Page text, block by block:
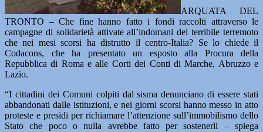
ARQUATA DEL
TRONTO – Che fine hanno fatto i fondi raccolti attraverso le
campagne di solidarietà attivate all’indomani del terribile terremoto
che nei mesi scorsi ha distrutto il centro-Italia? Se lo chiede il
Codacons, che ha presentato un esposto alla Procura della
Repubblica di Roma e alle Corti dei Conti di Marche, Abruzzo e
Lazio.
“I cittadini dei Comuni colpiti dal sisma denunciano di essere stati
abbandonati dalle istituzioni, e nei giorni scorsi hanno messo in atto
proteste e presidi per richiamare l’attenzione sull’immobilismo dello
Stato che poco o nulla avrebbe fatto per sostenerli – spiega